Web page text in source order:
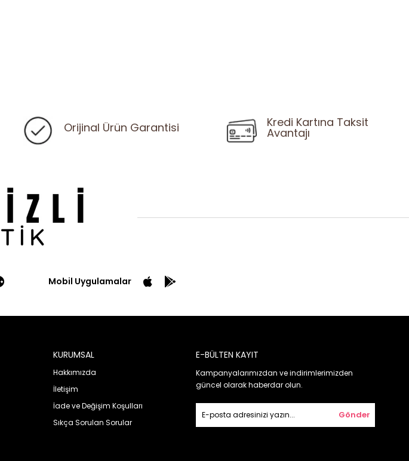
Orijinal Ürün Garantisi Kredi Kartına Taksit
Avantajı
Mobil Uygulamalar
KURUMSAL
Hakkımızda
İletişim
İade ve Değişim Koşulları
Sıkça Sorulan Sorular
E-BÜLTEN KAYIT
Kampanyalarımızdan ve indirimlerimizden
güncel olarak haberdar olun.
Gönder